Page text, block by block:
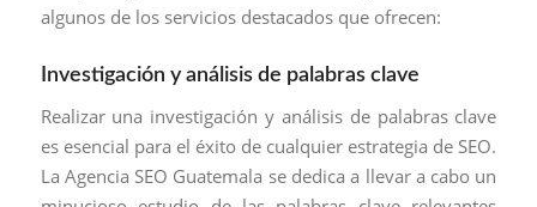
algunos de los servicios destacados que ofrecen:
Investigación y análisis de palabras clave
Realizar una investigación y análisis de palabras clave
es esencial para el éxito de cualquier estrategia de SEO.
La Agencia SEO Guatemala se dedica a llevar a cabo un